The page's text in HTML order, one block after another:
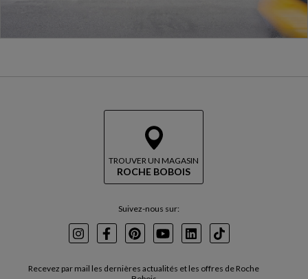
TROUVER UN MAGASIN
ROCHE BOBOIS
Suivez-nous sur:
InstagramFacebookPinterest
YoutubeLinkedInTikTok
Recevez par mail les dernières actualités et les offres de Roche